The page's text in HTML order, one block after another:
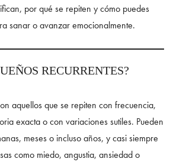
por qué se repiten y cómo puedes
sanar o avanzar emocionalmente.
RECURRENTES?
aquellos que se repiten con frecuencia,
exacta o con variaciones sutiles. Pueden
meses o incluso años, y casi siempre
como miedo, angustia, ansiedad o